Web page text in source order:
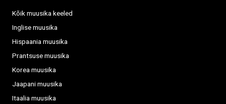
Kõik muusika keeled
Inglise muusika
Hispaania muusika
Prantsuse muusika
Korea muusika
Jaapani muusika
Itaalia muusika